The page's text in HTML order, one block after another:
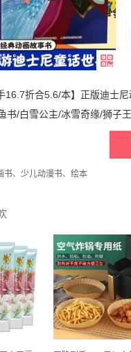
16.7折合5.6/本】正版迪士
书/白雪公主/冰雪奇缘/狮子
书、 少儿动漫书、 绘本